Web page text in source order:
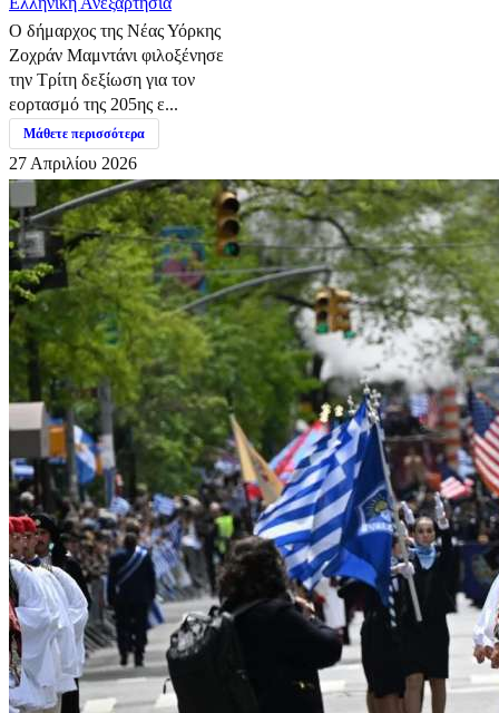
Ο δήμαρχος της Νέας Υόρκης
Ζοχράν Μαμντάνι φιλοξένησε
την Τρίτη δεξίωση για τον
εορτασμό της 205ης ε...
Μάθετε περισσότερα
27 Απριλίου 2026